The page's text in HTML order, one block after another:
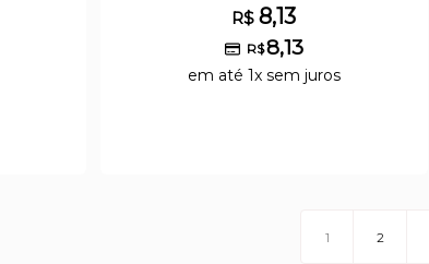
R$8,13
R$8,13
em até 1x sem juros
1 2